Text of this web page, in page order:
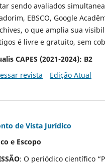
sendo avaliados
EBSCO, Google
o que amplia sua
é livre e gratuito, sem
CAPES (2021-2024): B2
revista
Edição Atual
de Vista Jurídico
e Escopo
: O periódico científico